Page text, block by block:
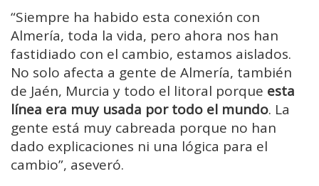
“Siempre ha habido esta conexión con
Almería, toda la vida, pero ahora nos han
fastidiado con el cambio, estamos aislados.
No solo afecta a gente de Almería, también
de Jaén, Murcia y todo el litoral porque esta
línea era muy usada por todo el mundo. La
gente está muy cabreada porque no han
dado explicaciones ni una lógica para el
cambio”, aseveró.